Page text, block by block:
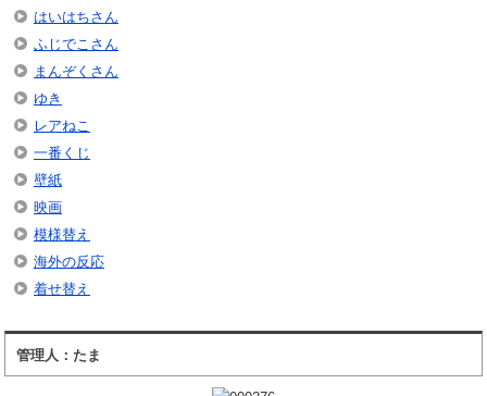
はいはちさん
ふじでこさん
まんぞくさん
ゆき
レアねこ
一番くじ
壁紙
映画
模様替え
海外の反応
着せ替え
管理人：たま